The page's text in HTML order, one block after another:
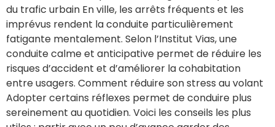
du trafic urbain En ville, les arrêts fréquents et les
imprévus rendent la conduite particulièrement
fatigante mentalement. Selon l’Institut Vias, une
conduite calme et anticipative permet de réduire les
risques d’accident et d’améliorer la cohabitation
entre usagers. Comment réduire son stress au volant
Adopter certains réflexes permet de conduire plus
sereinement au quotidien. Voici les conseils les plus